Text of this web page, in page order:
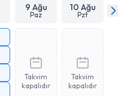
9 Ağu
Paz
10 Ağu
Pzt
Takvim
kapalıdır
Takvim
kapalıdır